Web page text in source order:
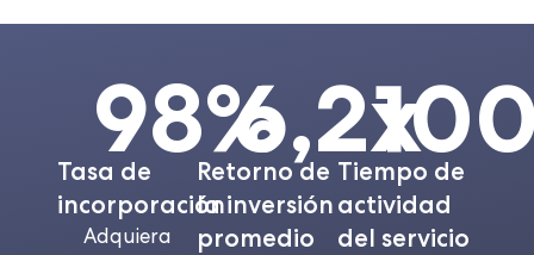
98%
Tasa de
incorporación
Adquiera
6,2x
Retorno de
la inversión
promedio
Tiempo de
actividad
del servicio